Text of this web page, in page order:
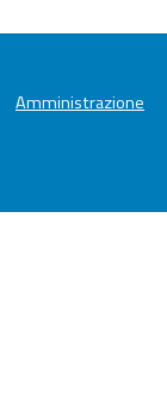
Amministrazione